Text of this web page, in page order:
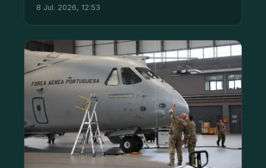
8 Jul. 2026, 12:53